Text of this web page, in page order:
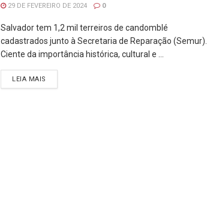
29 DE FEVEREIRO DE 2024 0
Salvador tem 1,2 mil terreiros de candomblé
cadastrados junto à Secretaria de Reparação (Semur).
Ciente da importância histórica, cultural e ...
LEIA MAIS